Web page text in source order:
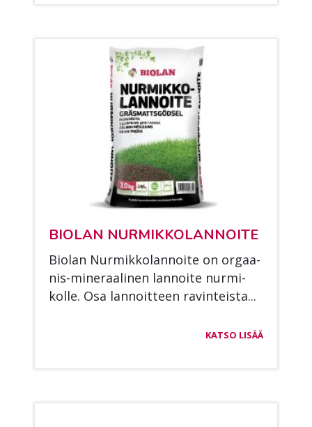
BIO­LAN NUR­MIK­KO­LAN­NOI­TE
Bio­lan Nur­mik­ko­lan­noi­te on or­gaa­
nis-mi­ne­raa­li­nen lan­noi­te nur­mi­
kol­le. Osa lan­noit­teen ra­vin­teis­ta...
KATSO LISÄÄ